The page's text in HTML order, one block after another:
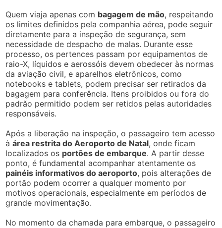
Quem viaja apenas com bagagem de mão, respeitando
os limites definidos pela companhia aérea, pode seguir
diretamente para a inspeção de segurança, sem
necessidade de despacho de malas. Durante esse
processo, os pertences passam por equipamentos de
raio-X, líquidos e aerossóis devem obedecer às normas
da aviação civil, e aparelhos eletrônicos, como
notebooks e tablets, podem precisar ser retirados da
bagagem para conferência. Itens proibidos ou fora do
padrão permitido podem ser retidos pelas autoridades
responsáveis.
Após a liberação na inspeção, o passageiro tem acesso
àárea restrita do Aeroporto de Natal, onde ficam
localizados os portões de embarque. A partir desse
ponto, é fundamental acompanhar atentamente os
painéis informativos do aeroporto, pois alterações de
portão podem ocorrer a qualquer momento por
motivos operacionais, especialmente em períodos de
grande movimentação.
No momento da chamada para embarque, o passageiro